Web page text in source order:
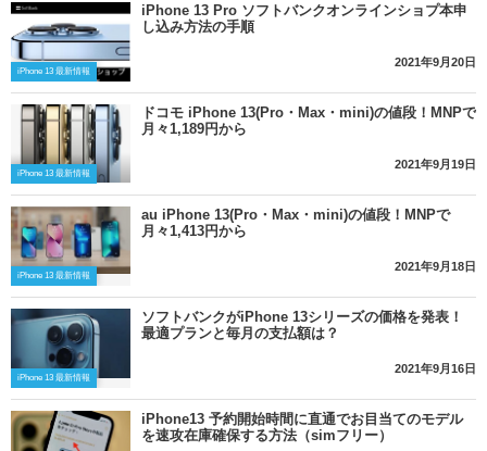
iPhone 13 最新情報
iPhone 13 Pro ソフトバンクオンラインショプ本申
し込み方法の手順
2021年9月20日
iPhone 13 最新情報
ドコモ iPhone 13(Pro・Max・mini)の値段！MNPで
月々1,189円から
2021年9月19日
iPhone 13 最新情報
au iPhone 13(Pro・Max・mini)の値段！MNPで
月々1,413円から
2021年9月18日
iPhone 13 最新情報
ソフトバンクがiPhone 13シリーズの価格を発表！
最適プランと毎月の支払額は？
2021年9月16日
iPhone13 予約開始時間に直通でお目当てのモデル
を速攻在庫確保する方法（simフリー）